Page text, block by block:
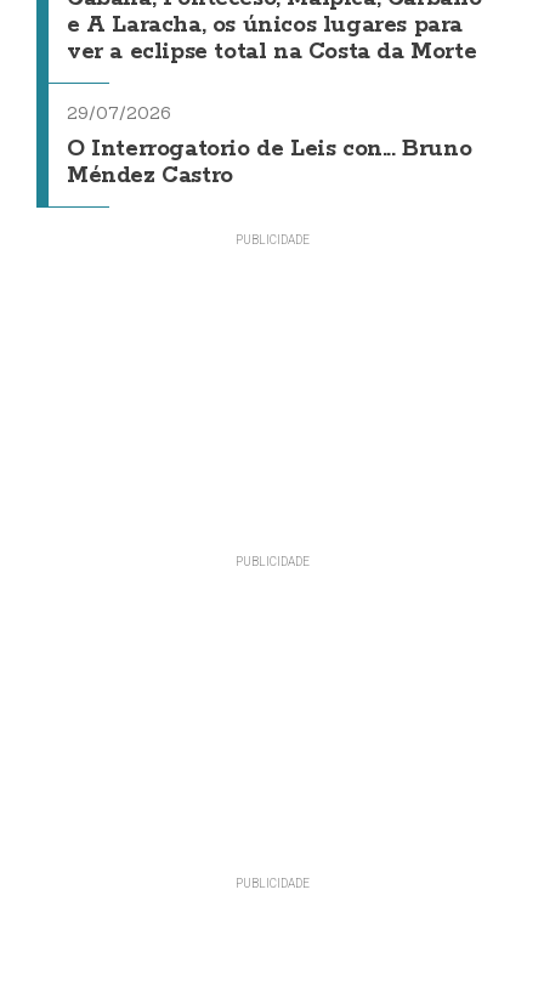
e A Laracha, os únicos lugares para
ver a eclipse total na Costa da Morte
29/07/2026
O Interrogatorio de Leis con... Bruno
Méndez Castro